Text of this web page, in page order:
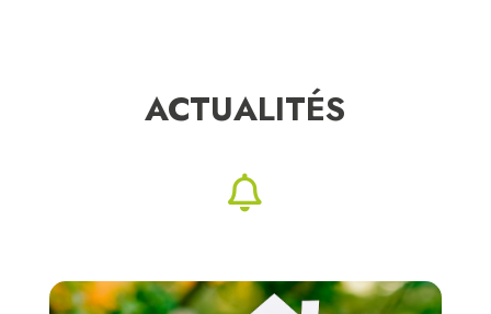
ACTUALITÉS
